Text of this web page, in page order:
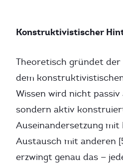
Konstruktivistischer
Theoretisch gründet der
dem
Wissen wird nicht passiv
sondern aktiv
Auseinandersetzung mit
Austausch mit anderen
erzwingt genau das —